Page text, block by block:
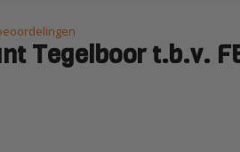
Tegelboor t.b.v.